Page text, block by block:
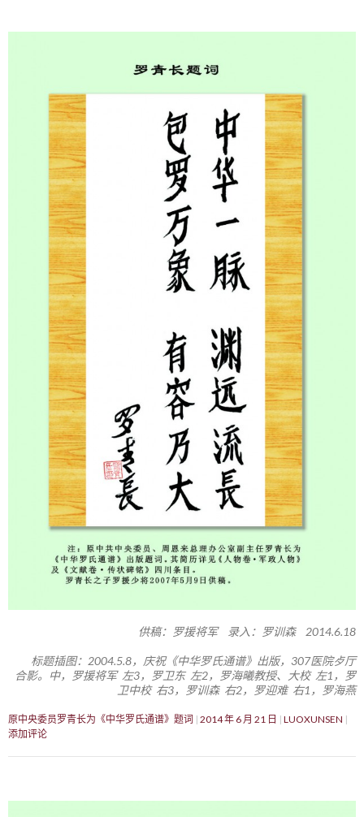
供稿：罗援将军 录入：罗训森 2014.6.18
标题插图：2004.5.8，庆祝《中华罗氏通谱》出版，307医院歺厅
合影。中，罗援将军 左3，罗卫东 左2，罗海曦教授、大校 左1，罗
卫中校 右3，罗训森 右2，罗迎难 右1，罗海燕
原中央委员罗青长为《中华罗氏通谱》题词 2014 年 6 月 21 日
LUOXUNSEN
添加评论